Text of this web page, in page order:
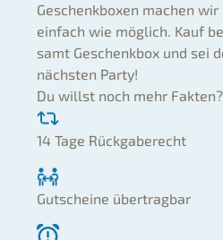
Geschenkboxen machen
einfach wie möglich. Kauf
samt Geschenkbox und sei
nächsten Party!
Du willst noch mehr
14 Tage Rückgaberecht
Gutscheine übertragbar